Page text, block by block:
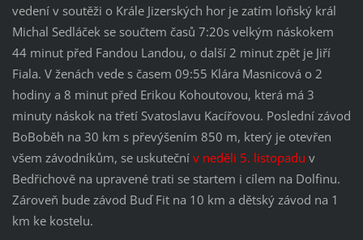
vedení v soutěži o Krále Jizerských hor je zatím loňský král
Michal Sedláček se součtem časů 7:20s velkým náskokem
44 minut před Fandou Landou, o další 2 minut zpět je Jiří
Fiala. V ženách vede s časem 09:55 Klára Masnicová o 2
hodiny a 8 minut před Erikou Kohoutovou, která má 3
minuty náskok na třetí Svatoslavu Kacířovou. Poslední závod
BoBoběh na 30 km s převýšením 850 m, který je otevřen
všem závodníkům, se uskuteční v neděli 5. listopadu v
Bedřichově na upravené trati se startem i cílem na Dolfinu.
Zároveň bude závod Buď Fit na 10 km a dětský závod na 1
km ke kostelu.